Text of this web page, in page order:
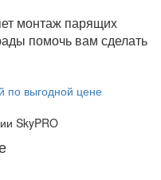
монтаж парящих
помочь вам сделать
SkyPRO